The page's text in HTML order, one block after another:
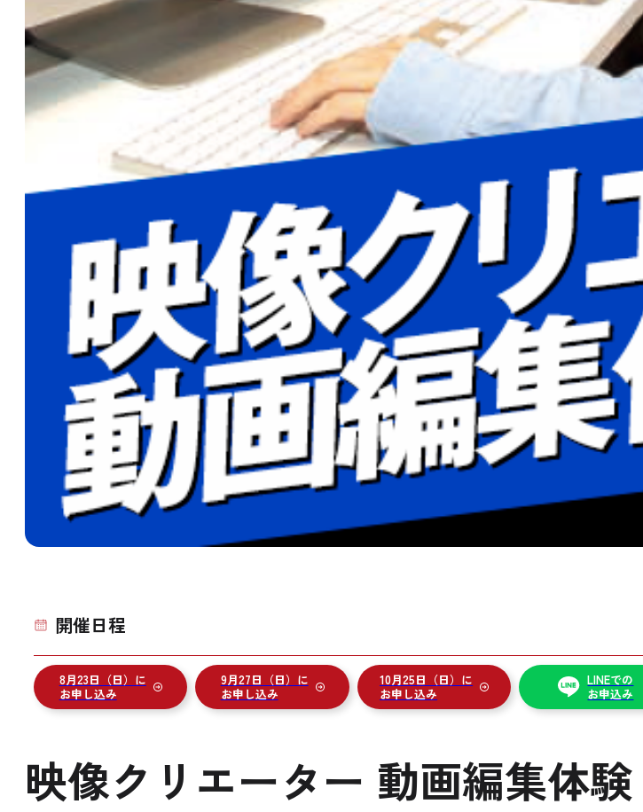
開催日程
8月23日（日）に
お申し込み
9月27日（日）に
お申し込み
10月25日（日）に
お申し込み
LINEでの
お申込み
映像クリエーター 動画編集体験